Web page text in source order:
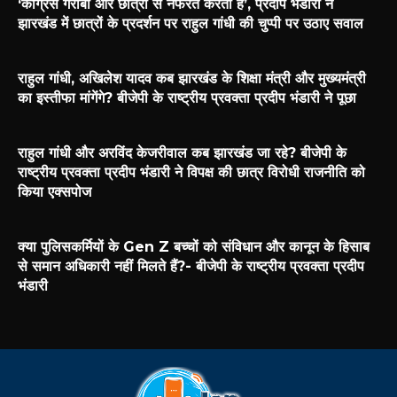
‘कांग्रेस गरीबों और छात्रों से नफरत करती है’, प्रदीप भंडारी ने
झारखंड में छात्रों के प्रदर्शन पर राहुल गांधी की चुप्पी पर उठाए सवाल
राहुल गांधी, अखिलेश यादव कब झारखंड के शिक्षा मंत्री और मुख्यमंत्री
का इस्तीफा मांगेंगे? बीजेपी के राष्ट्रीय प्रवक्ता प्रदीप भंडारी ने पूछा
राहुल गांधी और अरविंद केजरीवाल कब झारखंड जा रहे? बीजेपी के
राष्ट्रीय प्रवक्ता प्रदीप भंडारी ने विपक्ष की छात्र विरोधी राजनीति को
किया एक्सपोज
क्या पुलिसकर्मियों के Gen Z बच्चों को संविधान और कानून के हिसाब
से समान अधिकारी नहीं मिलते हैं?- बीजेपी के राष्ट्रीय प्रवक्ता प्रदीप
भंडारी